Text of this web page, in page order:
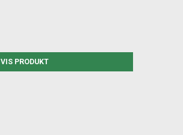
VIS PRODUKT